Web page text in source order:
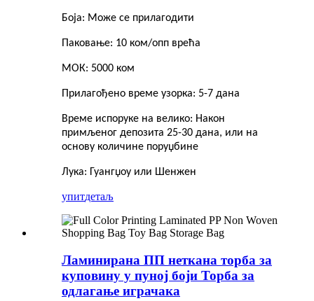
Боја: Може се прилагодити
Паковање: 10 ком/опп врећа
МОК: 5000 ком
Прилагођено време узорка: 5-7 дана
Време испоруке на велико: Након
примљеног депозита 25-30 дана, или на
основу количине поруџбине
Лука: Гуангџоу или Шенжен
упитдетаљ
Ламинирана ПП неткана торба за
куповину у пуној боји Торба за
одлагање играчака